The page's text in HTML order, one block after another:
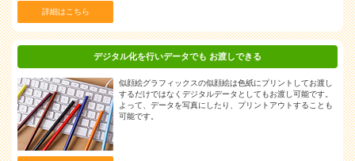
詳細はこちら
デジタル化を行いデータでも お渡しできる
似顔絵グラフィックスの似顔絵は色紙にプリントしてお渡し
するだけではなくデジタルデータとしてもお渡し可能です。
よって、データを写真にしたり、プリントアウトすることも
可能です。